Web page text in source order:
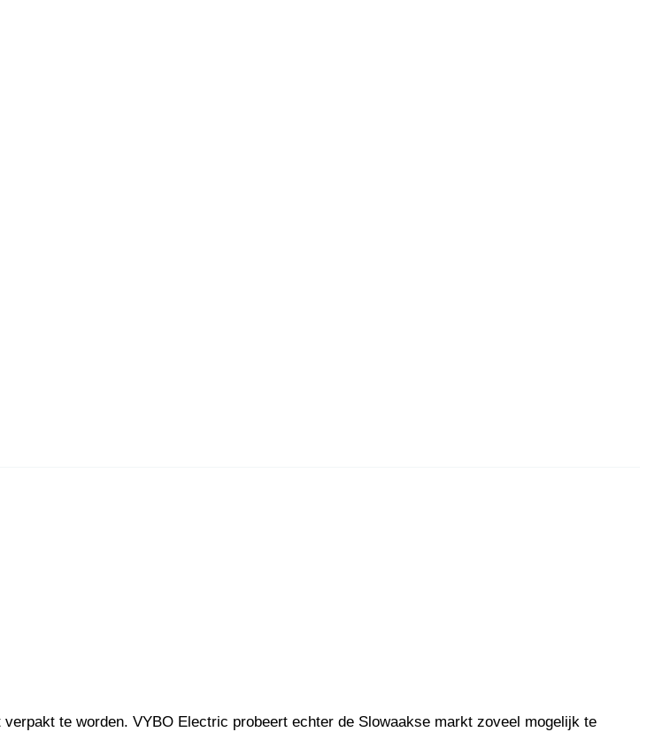
te worden. VYBO Electric probeert echter de Slowaakse markt zoveel mogelijk te